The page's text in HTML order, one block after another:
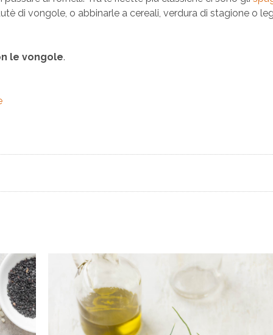
di vongole, o abbinarle a cereali, verdura di stagione o
le vongole.